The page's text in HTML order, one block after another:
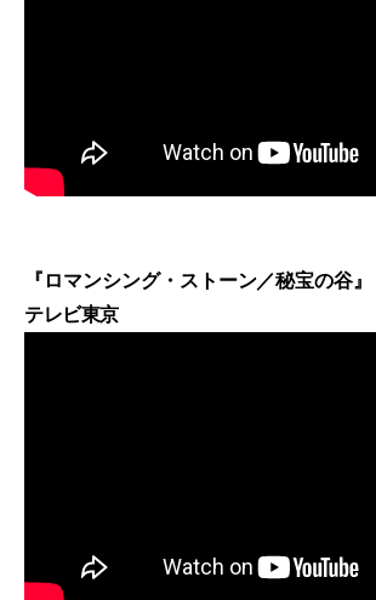
『ロマンシング・ストーン／秘宝の谷
テレビ東京